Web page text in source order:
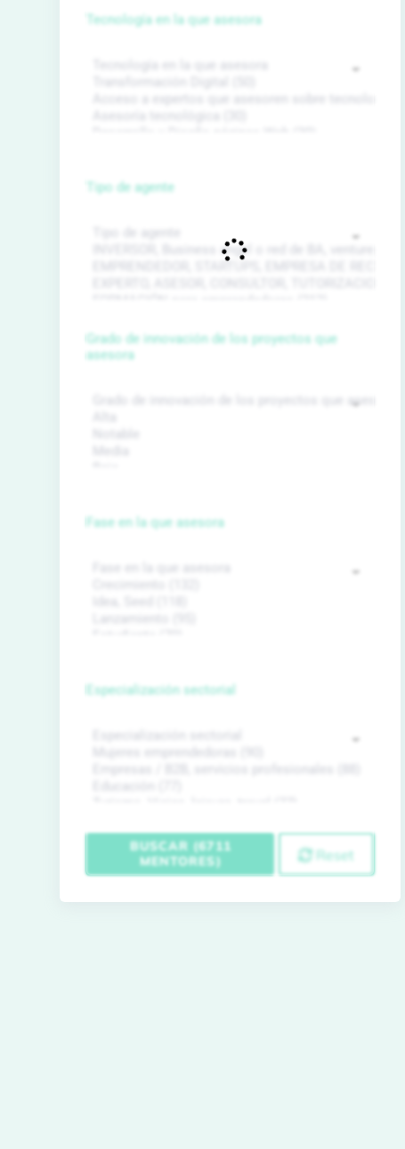
Tecnología en la que asesora
Tipo de agente
Grado de innovación de los proyectos que
asesora
Fase en la que asesora
Especialización sectorial
BUSCAR (6711
MENTORES)
Reset